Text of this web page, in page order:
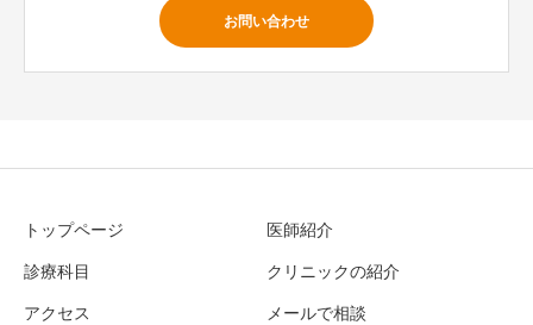
お問い合わせ
トップページ 医師紹介
診療科目 クリニックの紹介
アクセス メールで相談